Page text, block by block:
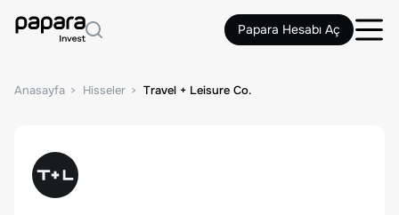
Papara Hesabı Aç
Anasayfa Hisseler Travel + Leisure Co.